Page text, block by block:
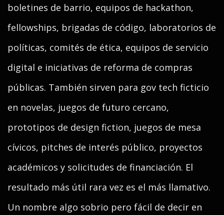
boletines de barrio, equipos de hackathon,
fellowships, brigadas de código, laboratorios de
políticas, comités de ética, equipos de servicio
digital e iniciativas de reforma de compras
públicas. También sirven para gov tech ficticio
en novelas, juegos de futuro cercano,
prototipos de design fiction, juegos de mesa
cívicos, pitches de interés público, proyectos
académicos y solicitudes de financiación. El
resultado más útil rara vez es el más llamativo.
Un nombre algo sobrio pero fácil de decir en